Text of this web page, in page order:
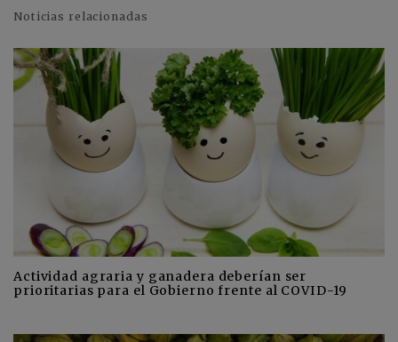
Noticias relacionadas
Actividad agraria y ganadera deberían ser
prioritarias para el Gobierno frente al COVID-19